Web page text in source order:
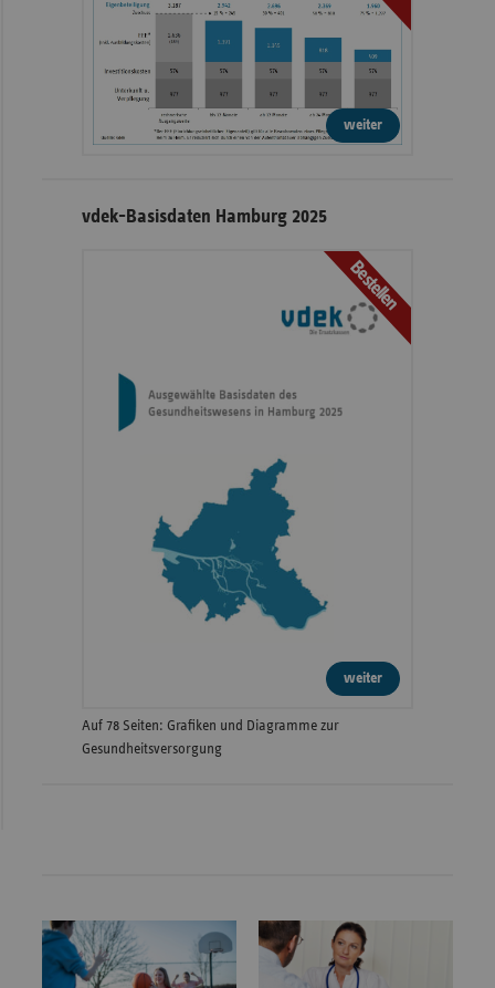
weiter
vdek-Basisdaten Hamburg 2025
Bestellen
weiter
Auf 78 Seiten: Grafiken und Diagramme zur
Gesundheitsversorgung